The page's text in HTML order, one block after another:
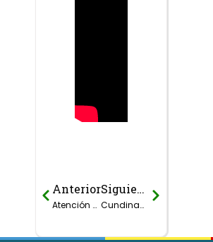
Prev
Anterior
Atención nuevas fechas de cierres para pagos PDA
Siguiente
Cundinamarca realiza el gran lanzamiento “AquaChallenge 2.0” para niños y jóvenes del departamento.
Next